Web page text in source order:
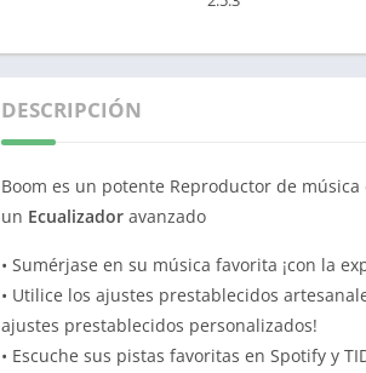
DESCRIPCIÓN
Boom es un potente Reproductor de
un Ecualizador avanzado
• Sumérjase en su música favorita ¡con la
• Utilice los ajustes prestablecidos
ajustes prestablecidos personalizados!
• Escuche sus pistas favoritas en Spotify y